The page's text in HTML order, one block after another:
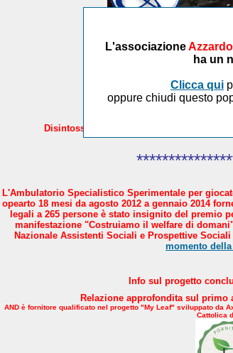
L'associazione
ha un
Clicca qui
oppure chiudi questo
Disintossicare il Paese in 4 mosse. AND
L'Ambulatorio Specialistico Sperimentale per
opearto 18 mesi da agosto 2012 a gennaio 2014
legali a 265 persone è stato insignito del premio
manifestazione "Costruiamo il welfare di
Nazionale Assistenti Sociali e Prospettive
momento
Info sul progetto
Relazione approfondita sul
AND è fornitore qualificato nel progetto "My Leaf" sviluppato da
Cattolica